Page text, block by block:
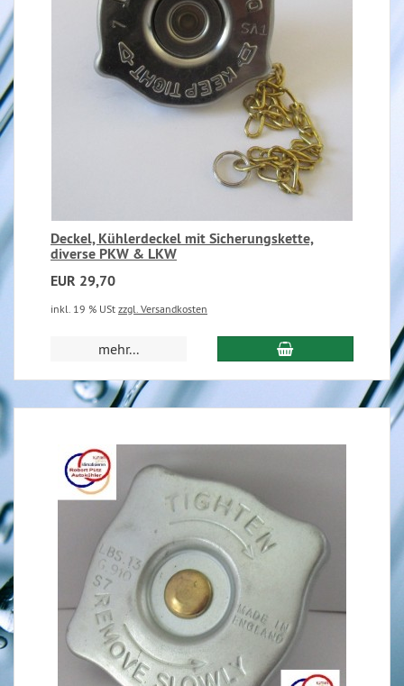
Deckel, Kühlerdeckel mit Sicherungskette,
diverse PKW & LKW
EUR 29,70
inkl. 19 % USt zzgl. Versandkosten
mehr...